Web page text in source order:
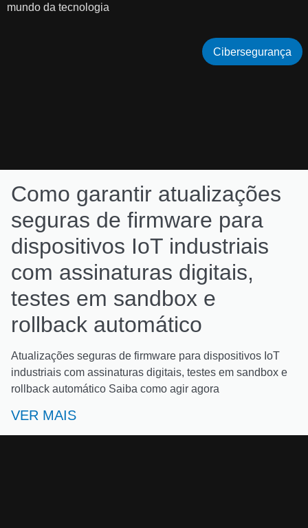
mundo da tecnologia
Como garantir atualizações
seguras de firmware para
dispositivos IoT industriais
com assinaturas digitais,
testes em sandbox e
rollback automático
Atualizações seguras de firmware para dispositivos IoT
industriais com assinaturas digitais, testes em sandbox e
rollback automático Saiba como agir agora
VER MAIS
Cibersegurança